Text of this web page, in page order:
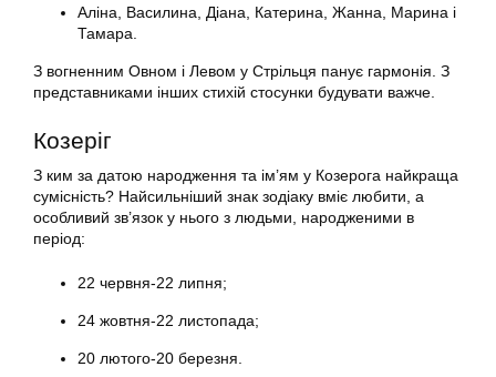
Аліна, Василина, Діана, Катерина, Жанна, Марина і
Тамара.
З вогненним Овном і Левом у Стрільця панує гармонія. З
представниками інших стихій стосунки будувати важче.
Козеріг
З ким за датою народження та ім’ям у Козерога найкраща
сумісність? Найсильніший знак зодіаку вміє любити, а
особливий зв’язок у нього з людьми, народженими в
період:
22 червня-22 липня;
24 жовтня-22 листопада;
20 лютого-20 березня.